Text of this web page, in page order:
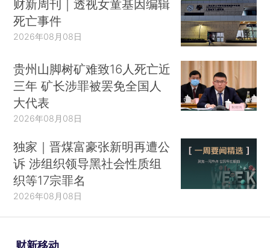
财新周刊｜透视女童基因编辑
死亡事件
2026年08月08日
贵州山脚树矿难致16人死亡近
三年 矿长涉罪被罢免全国人
大代表
2026年08月08日
独家｜晋煤富豪张新明再遭公
诉 涉组织领导黑社会性质组
织等17宗罪名
2026年08月08日
财新移动